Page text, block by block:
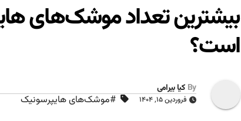
بیشترین تعداد موشک‌های
است؟
By کیا بیرامی
فروردین ۱۵, ۱۴۰۴ #موشک‌های هایپرسونیک